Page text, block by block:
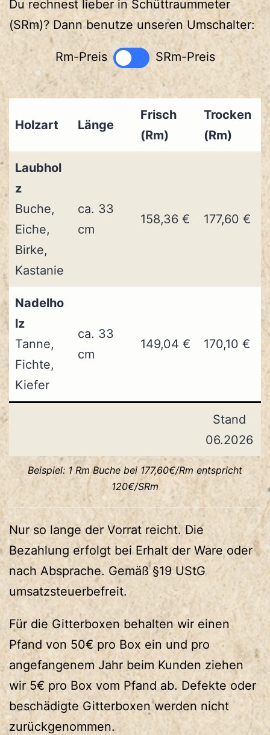
Du rechnest lieber in Schüttraummeter
(SRm)? Dann benutze unseren Umschalter:
Rm-Preis SRm-Preis
Holzart Länge
Frisch
(Rm)
Trocken
(Rm)
Laubhol
z
Buche,
Eiche,
Birke,
Kastanie
ca. 33
cm
158,36 € 177,60 €
Nadelho
lz
Tanne,
Fichte,
Kiefer
ca. 33
cm
149,04 € 170,10 €
Stand
06.2026
Beispiel: 1 Rm Buche bei 177,60€/Rm entspricht
120€/SRm
Nur so lange der Vorrat reicht. Die
Bezahlung erfolgt bei Erhalt der Ware oder
nach Absprache. Gemäß §19 UStG
umsatzsteuerbefreit.
Für die Gitterboxen behalten wir einen
Pfand von 50€ pro Box ein und pro
angefangenem Jahr beim Kunden ziehen
wir 5€ pro Box vom Pfand ab. Defekte oder
beschädigte Gitterboxen werden nicht
zurückgenommen.